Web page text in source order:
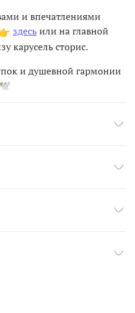
и впечатлениями
здесьили на главной
карусель сторис.
и душевной гармонии